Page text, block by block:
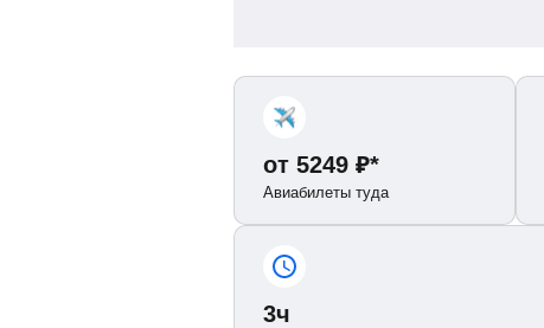
от 5249 ₽*
Авиабилеты туда
3ч